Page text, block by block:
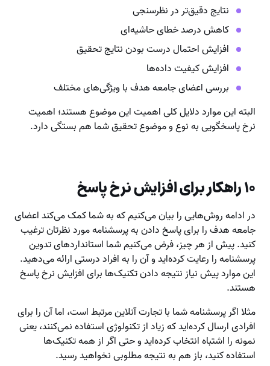
نتایج دقیق‌تر در نظرسنجی
کاهش درصد خطای حاشیه‌ای
افزایش احتمال درست بودن نتایج تحقیق
افزایش کیفیت داده‌ها
بررسی اعضای جامعه هدف با ویژگی‌های مختلف
البته این موارد دلایل کلی اهمیت این موضوع هستند؛ اهمیت
نرخ پاسخگویی به نوع و موضوع تحقیق شما هم بستگی دارد.
۱۰ راهکار برای افزایش نرخ پاسخ
در ادامه روش‌هایی را بیان می‌کنیم که به شما کمک می‌کند اعضای
جامعه هدف را برای پاسخ دادن به پرسشنامه مورد نظرتان ترغیب
کنید. پیش از هر چیز، فرض می‌کنیم شما استانداردهای تدوین
پرسشنامه را رعایت کرده‌اید و آن را به افراد درستی ارائه می‌دهید.
این موارد پیش نیاز نتیجه دادن تکنیک‌ها برای افزایش نرخ پاسخ
هستند.
مثلا اگر پرسشنامه شما با تجارت آنلاین مرتبط است،‌ اما آن را برای
افرادی ارسال کرده‌اید که زیاد از تکنولوژی استفاده نمی‌کنند، یعنی
نمونه را اشتباه انتخاب کرده‌اید و حتی اگر از همه تکنیک‌ها
استفاده کنید، باز هم به نتیجه مطلوبی نخواهید رسید.